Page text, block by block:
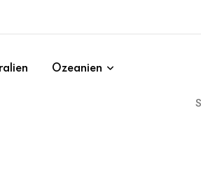
Ozeanien